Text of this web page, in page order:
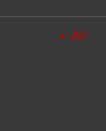
« Jul